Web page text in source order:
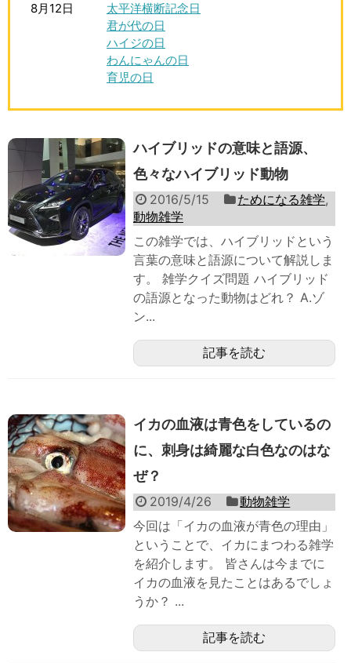
8月12日
太平洋横断記念日
君が代の日
ハイジの日
わんにゃんの日
育児の日
ハイブリッドの意味と語源、
色々なハイブリッド動物
2016/5/15 ためになる雑学,
動物雑学
この雑学では、ハイブリッドという
言葉の意味と語源について解説しま
す。 雑学クイズ問題 ハイブリッド
の語源となった動物はどれ？ A.ゾ
ン...
記事を読む
イカの血液は青色をしているの
に、刺身は綺麗な白色なのはな
ぜ？
2019/4/26
動物雑学
今回は「イカの血液が青色の理由」
ということで、イカにまつわる雑学
を紹介します。 皆さんは今までに
イカの血液を見たことはあるでしょ
うか？ ...
記事を読む